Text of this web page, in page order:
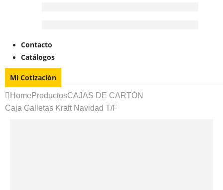
Contacto
Catálogos
Mi Cotización
Home ProductosCAJAS DE CARTÓN
Caja Galletas Kraft Navidad T/F